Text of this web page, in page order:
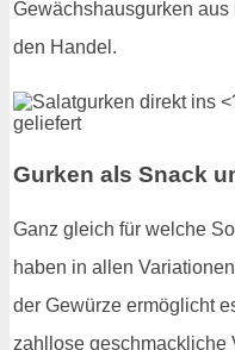
Gewächshausgurken
den Handel.
Gurken als Snack
Ganz gleich für welche
haben in allen
der Gewürze ermöglicht
zahllose geschmackliche